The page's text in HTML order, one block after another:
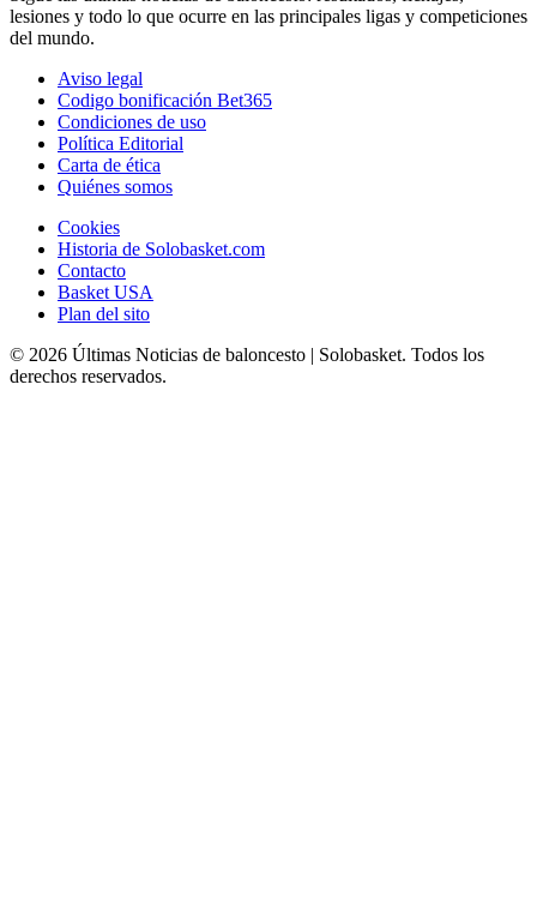
lesiones y todo lo que ocurre en las principales ligas y competiciones
del mundo.
Aviso legal
Codigo bonificación Bet365
Condiciones de uso
Política Editorial
Carta de ética
Quiénes somos
Cookies
Historia de Solobasket.com
Contacto
Basket USA
Plan del sito
© 2026 Últimas Noticias de baloncesto | Solobasket. Todos los
derechos reservados.